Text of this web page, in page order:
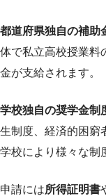
都道府県独自の補助
体で私立高校授業料
金が支給されます。
学校独自の奨学金制
生制度、経済的困窮
学校により様々な制
申請には所得証明書